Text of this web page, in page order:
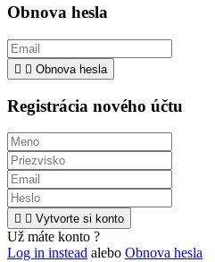
Obnova hesla
  Obnova hesla
Registrácia nového účtu
  Vytvorte si konto
Už máte konto ?
Log in instead alebo Obnova hesla